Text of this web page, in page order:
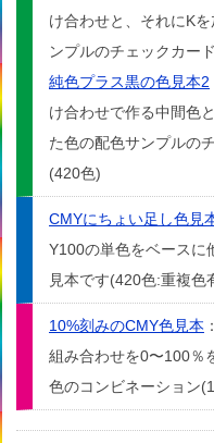
け合わせと、それにK
ンプルのチェックカー
純色プラス黒の色見本2
け合わせで作る中間色
た色の配色サンプルの
(420色)
CMYにちょい足し色見
Y100の単色をベースに
見本です(420色:重複色
10%刻みのCMY色見本
組み合わせを0〜100％
色のコンビネーション